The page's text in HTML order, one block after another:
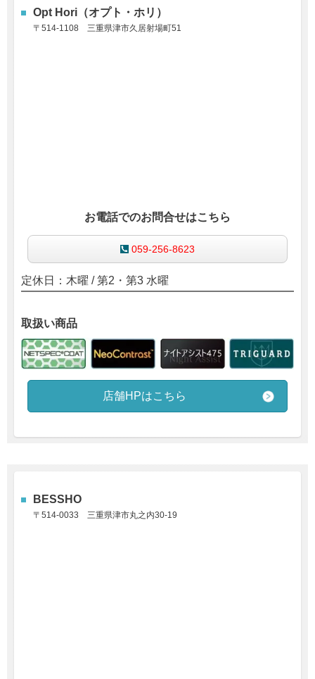
Opt Hori（オプト・ホリ）
〒514-1108 三重県津市久居射場町51
お電話でのお問合せはこちら
059-256-8623
定休日：木曜 / 第2・第3 水曜
取扱い商品
店舗HPはこちら
BESSHO
〒514-0033 三重県津市丸之内30-19